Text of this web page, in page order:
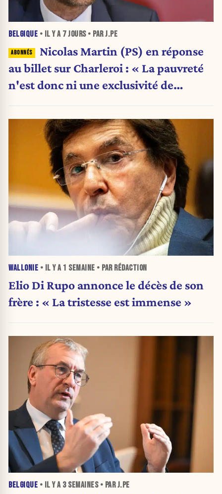
BELGIQUE • IL Y A 7 JOURS• PAR J.PE
Nicolas Martin (PS) en réponse
au billet sur Charleroi : « La pauvreté
n'est donc ni une exclusivité de
WALLONIE • IL Y A 1 SEMAINE • PAR RÉDACTION
Elio Di Rupo annonce le décès de son
frère : « La tristesse est immense »
BELGIQUE • IL Y A 3 SEMAINES• PAR J.PE